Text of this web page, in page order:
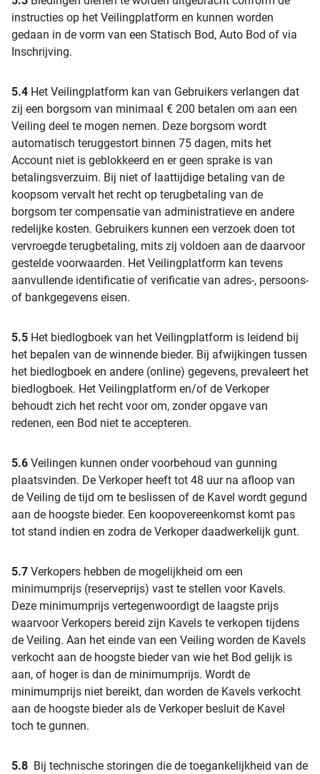
instructies op het Veilingplatform en kunnen worden
gedaan in de vorm van een Statisch Bod, Auto Bod of via
Inschrijving.
5.4 Het Veilingplatform kan van Gebruikers verlangen dat
zij een borgsom van minimaal € 200 betalen om aan een
Veiling deel te mogen nemen. Deze borgsom wordt
automatisch teruggestort binnen 75 dagen, mits het
Account niet is geblokkeerd en er geen sprake is van
betalingsverzuim. Bij niet of laattijdige betaling van de
koopsom vervalt het recht op terugbetaling van de
borgsom ter compensatie van administratieve en andere
redelijke kosten. Gebruikers kunnen een verzoek doen tot
vervroegde terugbetaling, mits zij voldoen aan de daarvoor
gestelde voorwaarden. Het Veilingplatform kan tevens
aanvullende identificatie of verificatie van adres-, persoons-
of bankgegevens eisen.
5.5 Het biedlogboek van het Veilingplatform is leidend bij
het bepalen van de winnende bieder. Bij afwijkingen tussen
het biedlogboek en andere (online) gegevens, prevaleert het
biedlogboek. Het Veilingplatform en/of de Verkoper
behoudt zich het recht voor om, zonder opgave van
redenen, een Bod niet te accepteren.
5.6 Veilingen kunnen onder voorbehoud van gunning
plaatsvinden. De Verkoper heeft tot 48 uur na afloop van
de Veiling de tijd om te beslissen of de Kavel wordt gegund
aan de hoogste bieder. Een koopovereenkomst komt pas
tot stand indien en zodra de Verkoper daadwerkelijk gunt.
5.7 Verkopers hebben de mogelijkheid om een
minimumprijs (reserveprijs) vast te stellen voor Kavels.
Deze minimumprijs vertegenwoordigt de laagste prijs
waarvoor Verkopers bereid zijn Kavels te verkopen tijdens
de Veiling. Aan het einde van een Veiling worden de Kavels
verkocht aan de hoogste bieder van wie het Bod gelijk is
aan, of hoger is dan de minimumprijs. Wordt de
minimumprijs niet bereikt, dan worden de Kavels verkocht
aan de hoogste bieder als de Verkoper besluit de Kavel
toch te gunnen.
5.8 Bij technische storingen die de toegankelijkheid van de